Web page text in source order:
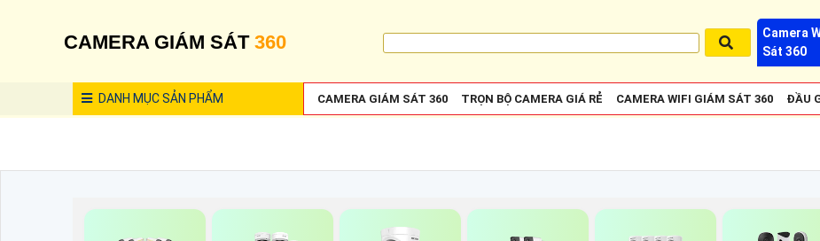
CAMERA GIÁM SÁT 360
Camera
Sát 360
DANH MỤCSẢN PHẨM CAMERA GIÁM SÁT 360 TRỌN BỘ CAMERA GIÁ RẺ CAMERA WIFI GIÁM SÁT 360 ĐẦU